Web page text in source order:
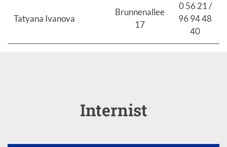
Tatyana Ivanova
Brunnenallee
17
0 56 21 /
96 94 48
40
Internist